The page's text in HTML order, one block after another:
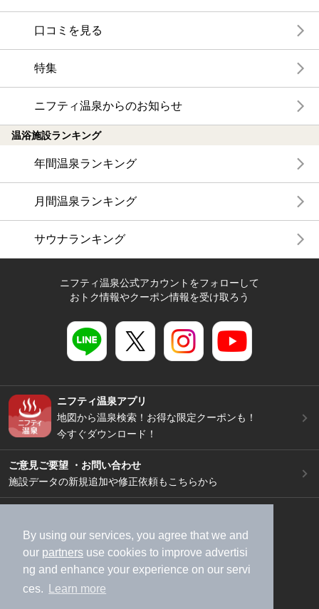
By using our services, you agree that we and
our partners use cookies to improve advertisi
ng and enhance your experience on our servi
ces.
Learn more
口コミを見る
特集
ニフティ温泉からのお知らせ
温浴施設ランキング
年間温泉ランキング
月間温泉ランキング
サウナランキング
ニフティ温泉公式アカウントをフォローして
おトク情報やクーポン情報を受け取ろう
ニフティ温泉アプリ
地図から温泉検索！お得な限定クーポンも！
今すぐダウンロード！
ご意見ご要望 ・お問い合わせ
施設データの新規追加や修正依頼もこちらから
加盟店募集（資料請求）
広告出稿のご案内
利用規約
ライフスタイルMEMBERS+規約
特定商取引法に基づく表記
ヘルプ
採用情報
運営会社